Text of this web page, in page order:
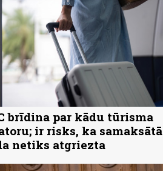
brīdina par kādu tūrisma
ir risks, ka samaksātā
netiks atgriezta